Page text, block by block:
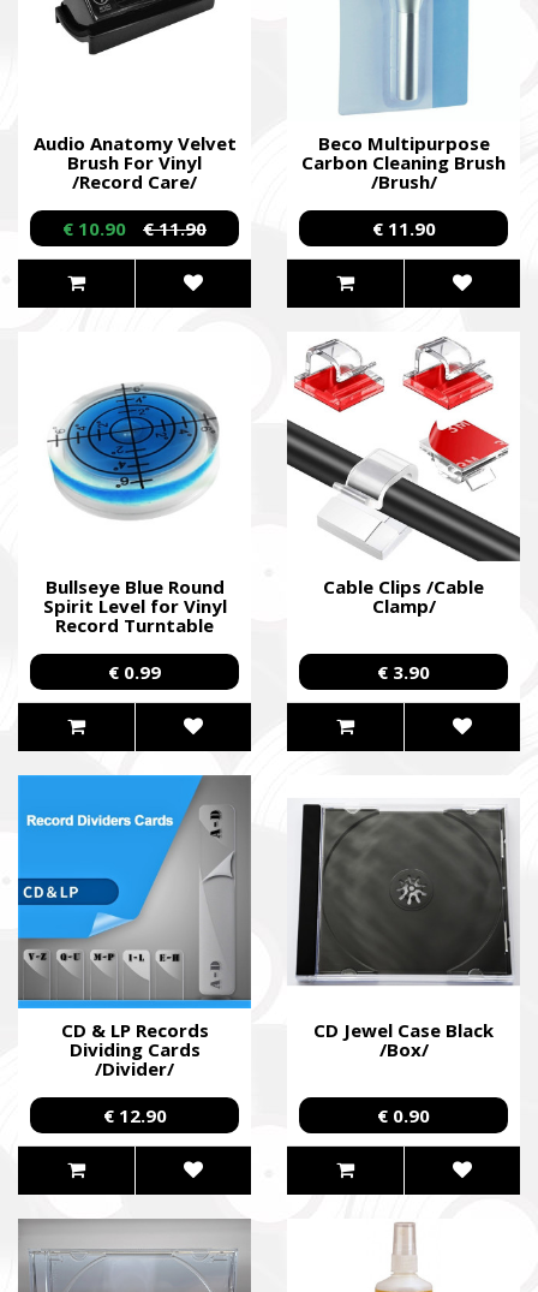
Audio Anatomy Velvet
Brush For Vinyl
/Record Care/
€ 10.90 € 11.90
Beco Multipurpose
Carbon Cleaning Brush
/Brush/
€ 11.90
Bullseye Blue Round
Spirit Level for Vinyl
Record Turntable
€ 0.99
Cable Clips /Cable
Clamp/
€ 3.90
CD & LP Records
Dividing Cards
/Divider/
€ 12.90
CD Jewel Case Black
/Box/
€ 0.90